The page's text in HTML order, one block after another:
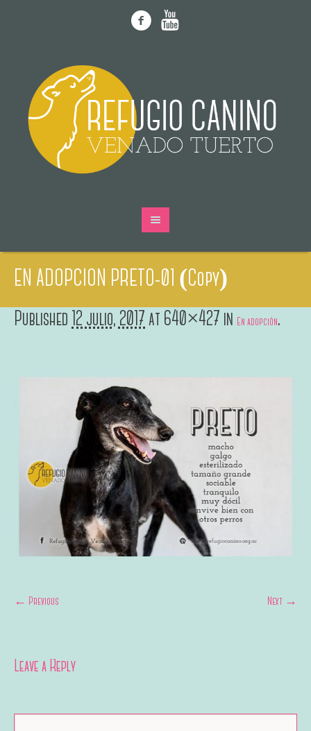
EN ADOPCION PRETO-01 (Copy)
Published 12 julio, 2017at 640×427 in En adopción.
← Previous Next →
Leave a Reply